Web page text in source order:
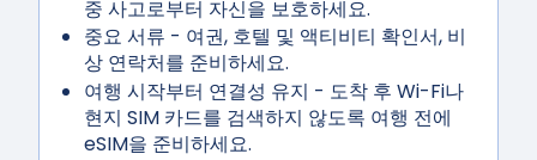
중 사고로부터 자신을 보호하세요.
중요 서류 - 여권, 호텔 및 액티비티 확인서, 비
상 연락처를 준비하세요.
여행시작부터 연결성 유지 - 도착 후 Wi-Fi나
현지 SIM 카드를 검색하지 않도록 여행 전에
eSIM을 준비하세요.